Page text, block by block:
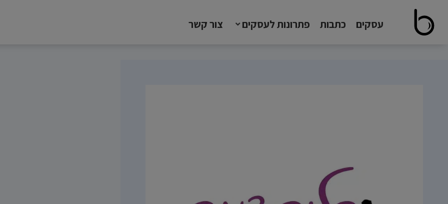
עסקים כתבות פתרונות לעסקים צור קשר